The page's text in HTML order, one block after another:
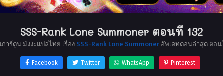
SSS-Rank Lone Summoner ตอนที่ 132
าร์ตูน มังงะแปลไทย เรื่อง SSS-Rank Lone Summonerอัพเดทตอนล่าสุด ตอน
Facebook Twitter WhatsApp Pinterest